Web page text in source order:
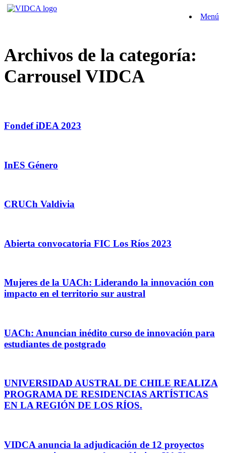
Saltar
Menú
Archivos de la categoría:
Carrousel VIDCA
Fondef iDEA 2023
InES Género
CRUCh Valdivia
Abierta convocatoria FIC Los Ríos 2023
Mujeres de la UACh: Liderando la innovación con
impacto en el territorio sur austral
UACh: Anuncian inédito curso de innovación para
estudiantes de postgrado
UNIVERSIDAD AUSTRAL DE CHILE REALIZA
PROGRAMA DE RESIDENCIAS ARTÍSTICAS
EN LA REGIÓN DE LOS RÍOS.
VIDCA anuncia la adjudicación de 12 proyectos